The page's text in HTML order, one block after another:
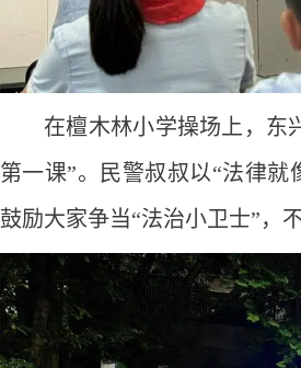
在檀木林小学操场上，东
第一课”。民警叔叔以“法律就
鼓励大家争当“法治小卫士”，